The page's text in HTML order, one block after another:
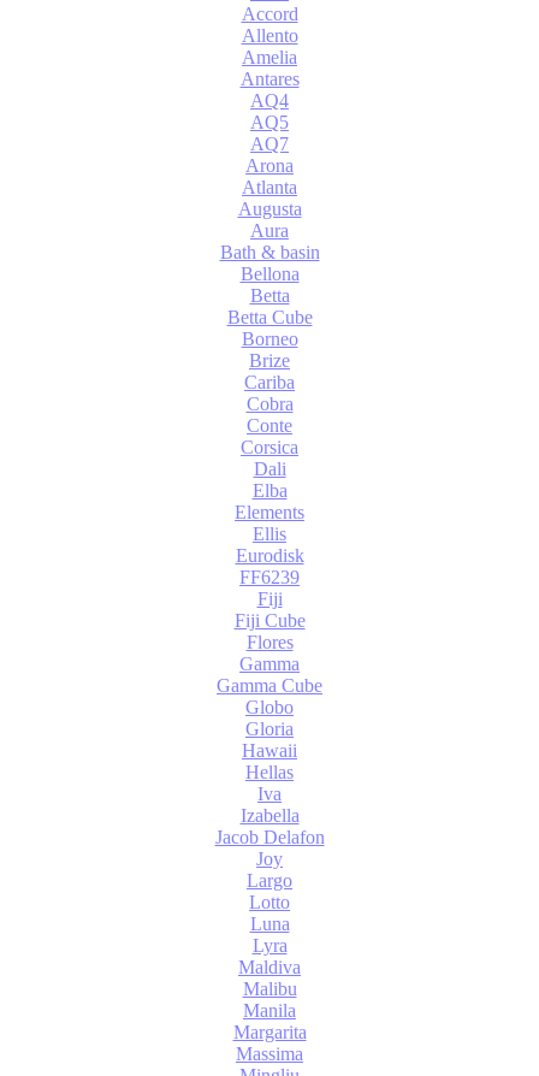
Accord
Allento
Amelia
Antares
AQ4
AQ5
AQ7
Arona
Atlanta
Augusta
Aura
Bath & basin
Bellona
Betta
Betta Cube
Borneo
Brize
Cariba
Cobra
Conte
Corsica
Dali
Elba
Elements
Ellis
Eurodisk
FF6239
Fiji
Fiji Cube
Flores
Gamma
Gamma Cube
Globo
Gloria
Hawaii
Hellas
Iva
Izabella
Jacob Delafon
Joy
Largo
Lotto
Luna
Lyra
Maldiva
Malibu
Manila
Margarita
Massima